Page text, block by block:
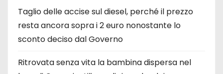
Taglio delle accise sul diesel, perché il prezzo
resta ancora sopra i 2 euro nonostante lo
sconto deciso dal Governo
Ritrovata senza vita la bambina dispersa nel